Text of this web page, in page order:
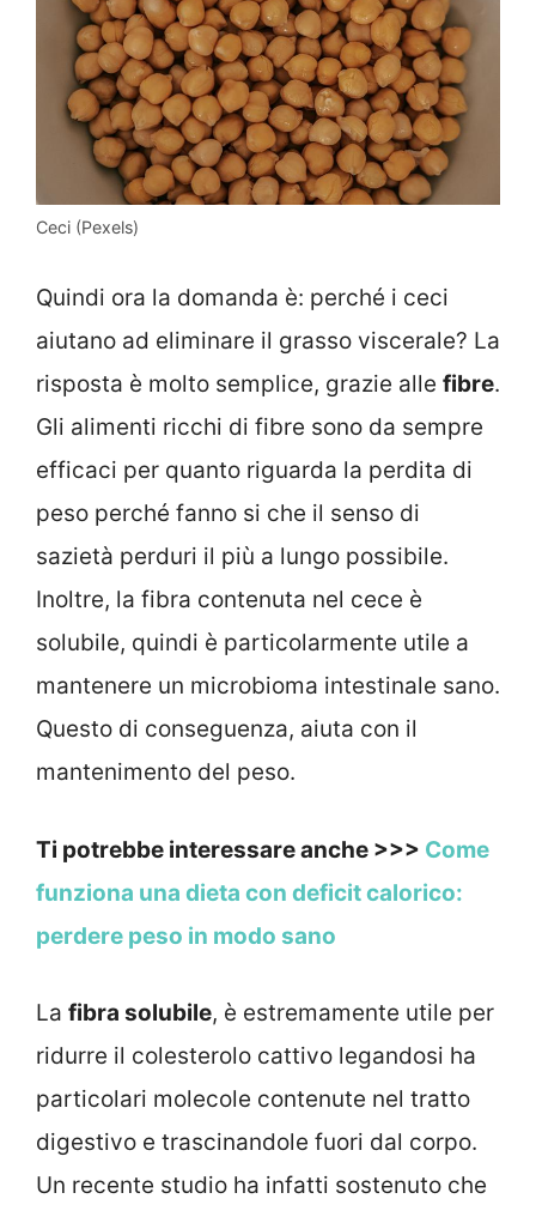
Ceci (Pexels)
Quindi ora la domanda è: perché i ceci
aiutano ad eliminare il grasso viscerale? La
risposta è molto semplice, grazie alle fibre.
Gli alimenti ricchi di fibre sono da sempre
efficaci per quanto riguarda la perdita di
peso perché fanno si che il senso di
sazietà perduri il più a lungo possibile.
Inoltre, la fibra contenuta nel cece è
solubile, quindi è particolarmente utile a
mantenere un microbioma intestinale sano.
Questo di conseguenza, aiuta con il
mantenimento del peso.
Ti potrebbe interessare anche >>> Come
funziona una dieta con deficit calorico:
perdere peso in modo sano
La fibra solubile, è estremamente utile per
ridurre il colesterolo cattivo legandosi ha
particolari molecole contenute nel tratto
digestivo e trascinandole fuori dal corpo.
Un recente studio ha infatti sostenuto che